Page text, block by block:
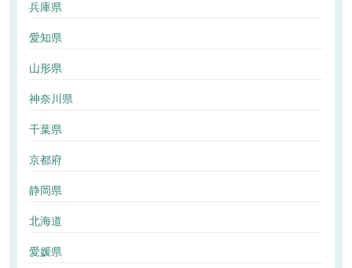
兵庫県
愛知県
山形県
神奈川県
千葉県
京都府
静岡県
北海道
愛媛県